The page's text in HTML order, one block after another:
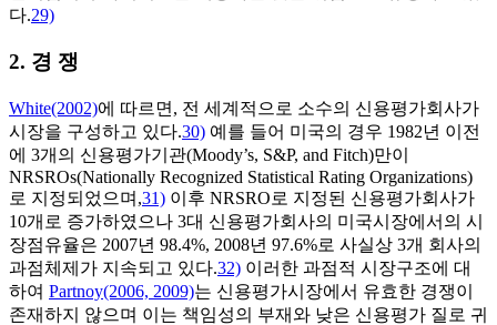
다.29)
2. 경 쟁
White(2002)에 따르면, 전 세계적으로 소수의 신용평가회사가
시장을 구성하고 있다.30) 예를 들어 미국의 경우 1982년 이전
에 3개의 신용평가기관(Moody’s, S&P, and Fitch)만이
NRSROs(Nationally Recognized Statistical Rating Organizations)
로 지정되었으며,31) 이후 NRSRO로 지정된 신용평가회사가
10개로 증가하였으나 3대 신용평가회사의 미국시장에서의 시
장점유율은 2007년 98.4%, 2008년 97.6%로 사실상 3개 회사의
과점체제가 지속되고 있다.32) 이러한 과점적 시장구조에 대
하여 Partnoy(2006, 2009)는 신용평가시장에서 유효한 경쟁이
존재하지 않으며 이는 책임성의 부재와 낮은 신용평가 질로 귀